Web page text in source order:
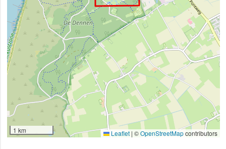
1 km Leaflet | ©OpenStreetMapcontributors